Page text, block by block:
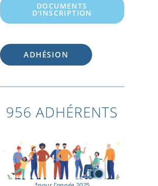
DOCUMENTS
D'INSCRIPTION
ADHÉSION
956 ADHÉRENTS